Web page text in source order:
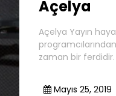
Açelya
Açelya Yayın
zaman bir ferdidir.
Mayıs 25, 2019